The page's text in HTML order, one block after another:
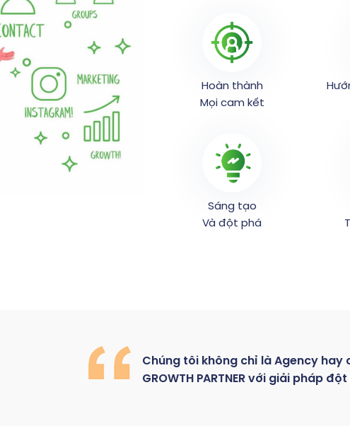
Hoàn thành
Mọi cam kết
Sáng tạo
Và đột phá
Chúng tôi không chỉ là Agency hay
GROWTH PARTNER với giải pháp